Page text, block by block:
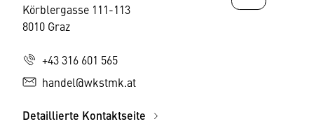
Körblergasse 111-113
8010 Graz
+43 316 601 565
handel@wkstmk.at
Detaillierte Kontaktseite